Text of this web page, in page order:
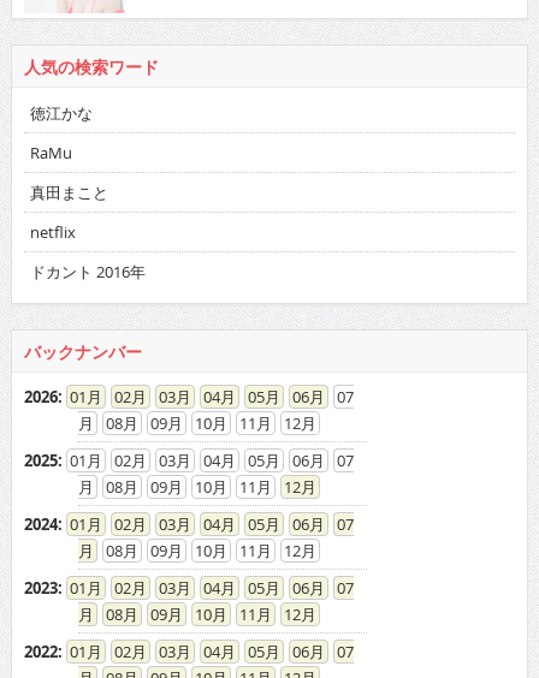
人気の検索ワード
徳江かな
RaMu
真田まこと
netflix
ドカント 2016年
バックナンバー
2026: 01 02 03 04 05 06
07
08
09 10 11
12
2025: 01 02 03 04 05 06
07
08
09 10 11
12
2024: 01 02 03 04 05 06
07
08
09 10 11
12
2023: 01 02 03 04 05 06
07
08
09 10 11
12
2022: 01 02 03 04 05 06
07